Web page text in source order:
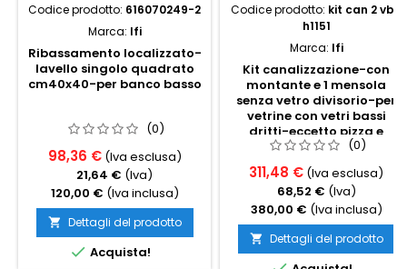
Codice prodotto: 616070249-2
Marca: Ifi
Ribassamento localizzato-
lavello singolo quadrato
cm40x40-per banco basso
(0)
98,36 € (Iva esclusa)
21,64 € (Iva)
120,00 € (Iva inclusa)
 Dettagli del prodotto
 Acquista!
Codice prodotto: kit can 2 vbd
h1151
Marca: Ifi
Kit canalizzazione-con
montante e 1 mensola
senza vetro divisorio-per
vetrine con vetri bassi
dritti-eccetto pizza e
gelato
(0)
311,48 € (Iva esclusa)
68,52 € (Iva)
380,00 € (Iva inclusa)
 Dettagli del prodotto